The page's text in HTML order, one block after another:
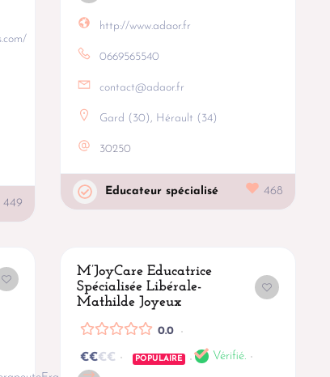
449
http://www.adaor.fr
0669565540
contact@adaor.fr
Gard (30) , Hérault (34)
30250
Educateur spécialisé 468
M’JoyCare Educatrice
Spécialisée Libérale-
Mathilde Joyeux
0.0
€€€€ POPULAIRE Vérifié.